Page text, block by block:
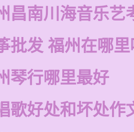
昌南川海音乐艺
批发 福州在哪
琴行哪里最好
歌好处和坏处作